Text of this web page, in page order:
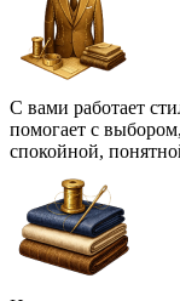
С вами работает
помогает с
спокойной,